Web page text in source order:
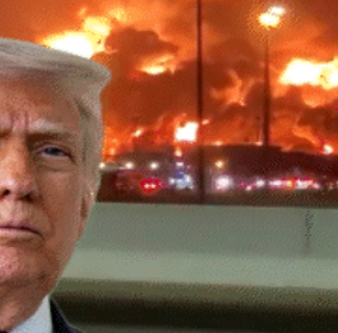
शेयर करें -